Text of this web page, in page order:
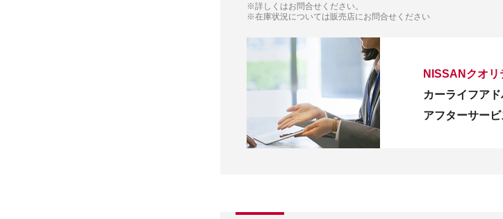
※詳しくはお問合せください。
※在庫状況については販売店にお問合せください
NISSANクオ
カーライフア
アフターサー